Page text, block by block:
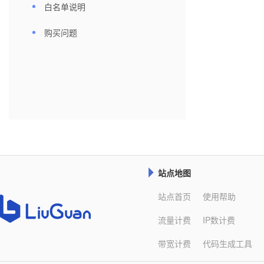
白名单说明
购买问题
 站点地图
站点首页
流量计费
带宽计费
使用帮助
IP数计费
代码生成工具